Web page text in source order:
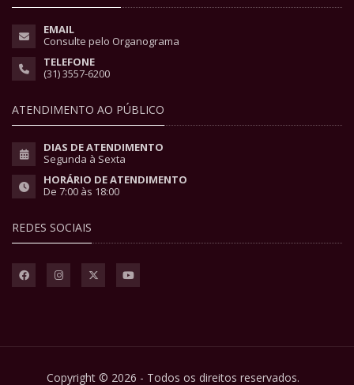
EMAIL
Consulte pelo Organograma
TELEFONE
(31) 3557-6200
ATENDIMENTO AO PÚBLICO
DIAS DE ATENDIMENTO
Segunda à Sexta
HORÁRIO DE ATENDIMENTO
De 7:00 às 18:00
REDES SOCIAIS
Copyright © 2026 - Todos os direitos reservados.